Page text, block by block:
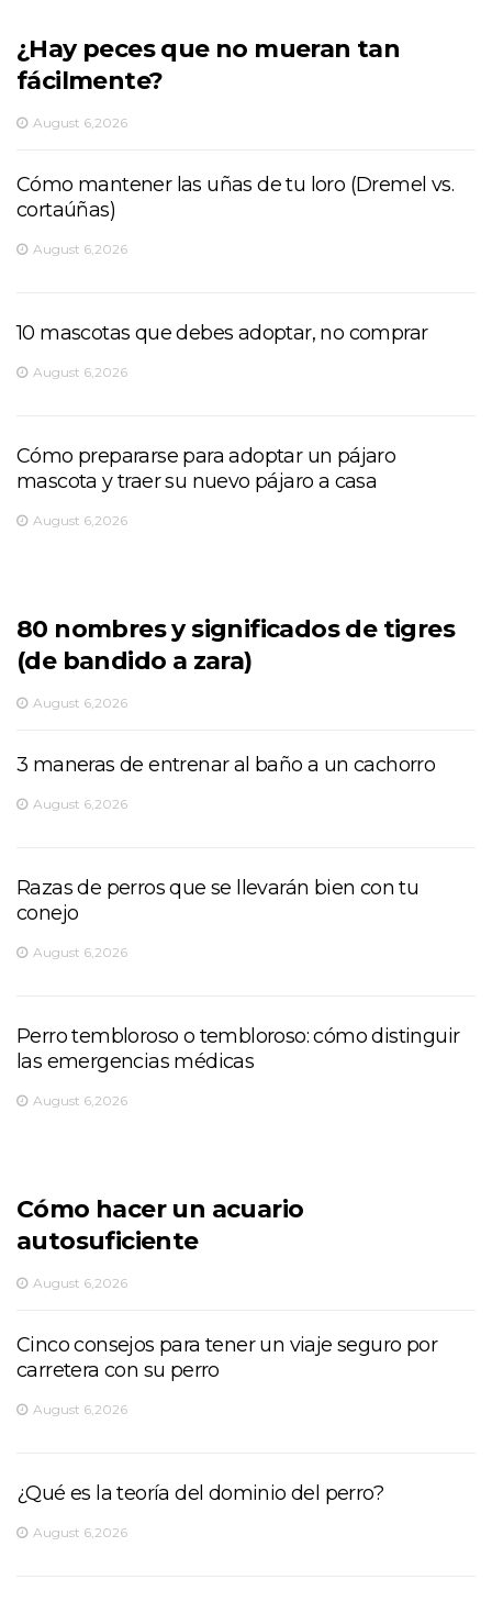
¿Hay peces que no mueran tan
fácilmente?
August 6,2026
Cómo mantener las uñas de tu loro (Dremel vs.
cortaúñas)
August 6,2026
10 mascotas que debes adoptar, no comprar
August 6,2026
Cómo prepararse para adoptar un pájaro
mascota y traer su nuevo pájaro a casa
August 6,2026
80 nombres y significados de tigres
(de bandido a zara)
August 6,2026
3 maneras de entrenar al baño a un cachorro
August 6,2026
Razas de perros que se llevarán bien con tu
conejo
August 6,2026
Perro tembloroso o tembloroso: cómo distinguir
las emergencias médicas
August 6,2026
Cómo hacer un acuario
autosuficiente
August 6,2026
Cinco consejos para tener un viaje seguro por
carretera con su perro
August 6,2026
¿Qué es la teoría del dominio del perro?
August 6,2026